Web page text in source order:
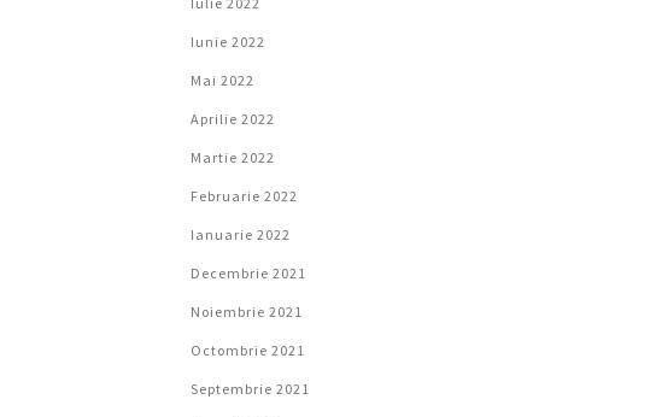
Iunie 2022
Mai 2022
Aprilie 2022
Martie 2022
Februarie 2022
Ianuarie 2022
Decembrie 2021
Noiembrie 2021
Octombrie 2021
Septembrie 2021